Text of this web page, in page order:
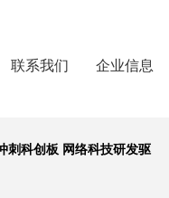
联系我们 企业信息
刺科创板 网络科技研发驱